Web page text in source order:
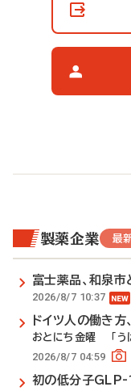
製薬企業 最
富士薬品、和泉
2026/8/7 10:37
ドイツ人の働き方
おとにち金曜 「う
2026/8/7 04:59
初の低分子GLP-